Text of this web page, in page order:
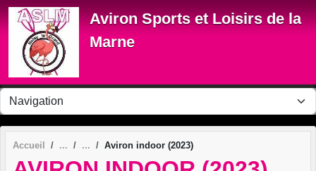
Aviron Sports et Loisirs de la
Marne
Accueil Aviron indoor (2023)
Panneau de gestion des cookies